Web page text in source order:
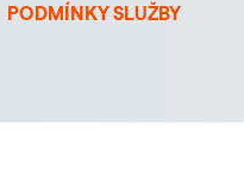
PODMÍNKY SLUŽBY